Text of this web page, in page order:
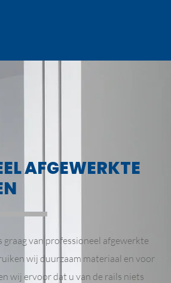
AFGEWERKTE
van professioneel afgewerkte
wij duurzaam materiaal en voor
wij ervoor dat u van de rails niets